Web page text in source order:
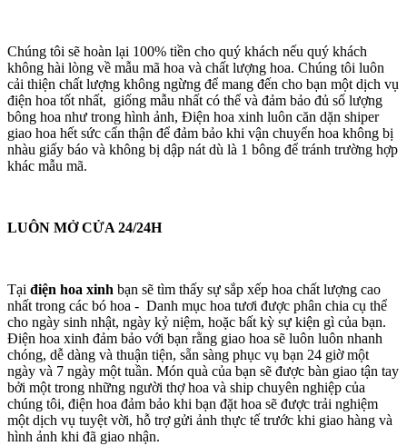
Chúng tôi sẽ hoàn lại 100% tiền cho quý khách nếu quý khách
không hài lòng về mẫu mã hoa và chất lượng hoa. Chúng tôi luôn
cải thiện chất lượng không ngừng để mang đến cho bạn một dịch vụ
điện hoa tốt nhất, giống mẫu nhất có thể và đảm bảo đủ số lượng
bông hoa như trong hình ảnh, Điện hoa xinh luôn căn dặn shiper
giao hoa hết sức cẩn thận để đảm bảo khi vận chuyển hoa không bị
nhàu giấy báo và không bị dập nát dù là 1 bông để tránh trường hợp
khác mẫu mã.
LUÔN MỞ CỬA 24/24H
Tại điện hoa xinh bạn sẽ tìm thấy sự sắp xếp hoa chất lượng cao
nhất trong các bó hoa - Danh mục hoa tươi được phân chia cụ thể
cho ngày sinh nhật, ngày kỷ niệm, hoặc bất kỳ sự kiện gì của bạn.
Điện hoa xinh đảm bảo với bạn rằng giao hoa sẽ luôn luôn nhanh
chóng, dễ dàng và thuận tiện, sẵn sàng phục vụ bạn 24 giờ một
ngày và 7 ngày một tuần. Món quà của bạn sẽ được bàn giao tận tay
bởi một trong những người thợ hoa và ship chuyên nghiệp của
chúng tôi, điện hoa đảm bảo khi bạn đặt hoa sẽ được trải nghiệm
một dịch vụ tuyệt vời, hỗ trợ gửi ảnh thực tế trước khi giao hàng và
hình ảnh khi đã giao nhận.